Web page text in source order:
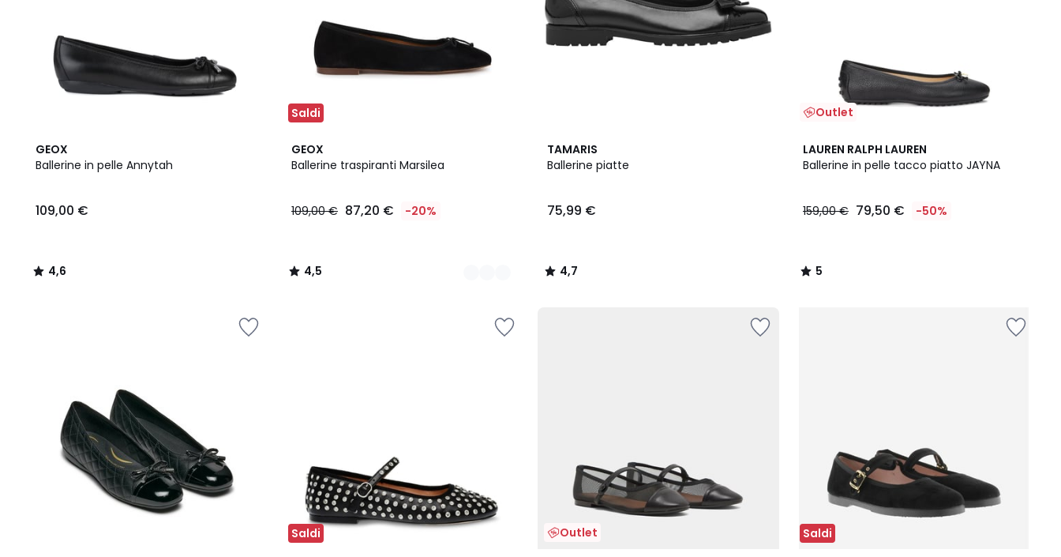
GEOX
Ballerine in pelle Annytah
109,00 €
4,6
/ 5
4,6
/
Saldi
GEOX
Ballerine traspiranti Marsilea
109,00 € 87,20 € -20%
4,5
/ 5
2
Colori
4,5
/
TAMARIS
Ballerine piatte
75,99 €
4,7
/ 5
4,7
/
Outlet
LAUREN RALPH LAUREN
Ballerine in pelle tacco piatto JAYNA
159,00 € 79,50 € -50%
5
/
5
/
Saldi Outlet Saldi